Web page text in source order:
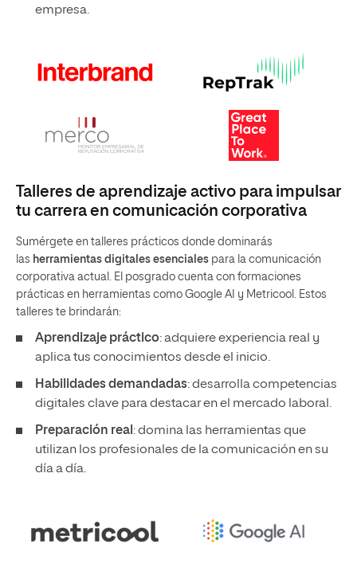
empresa.
Talleres de aprendizaje activo para impulsar
tu carrera en comunicación corporativa
Sumérgete en talleres prácticos donde dominarás
las herramientas digitales esenciales para la comunicación
corporativa actual. El posgrado cuenta con formaciones
prácticas en herramientas como Google AI y Metricool. Estos
talleres te brindarán:
Aprendizaje práctico: adquiere experiencia real y
aplica tus conocimientos desde el inicio.
Habilidades demandadas: desarrolla competencias
digitales clave para destacar en el mercado laboral.
Preparación real : domina las herramientas que
utilizan los profesionales de la comunicación en su
día a día.